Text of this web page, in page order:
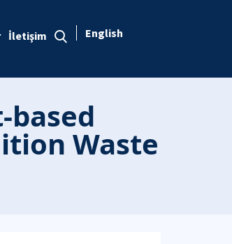
İletişim English
Waste